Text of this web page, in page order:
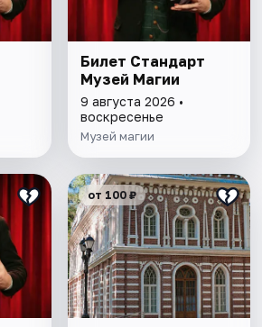
Билет Стандарт
Музей Магии
9 августа 2026 •
воскресенье
Музей магии
от 100 ₽